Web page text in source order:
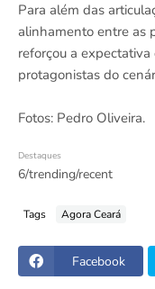
Para além das
alinhamento entre as
reforçou a
protagonistas do
Fotos: Pedro Oliveira.
Destaques
6/trending/recent
Tags Agora Ceará
Facebook